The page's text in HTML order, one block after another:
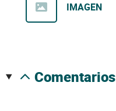
IMAGEN
comentarios